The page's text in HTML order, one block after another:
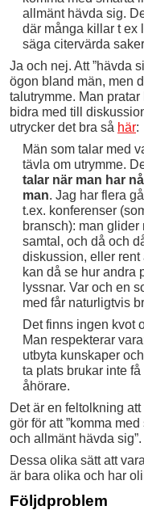
allmänt hävda sig.
där många killar t ex
säga citervärda
Ja och nej. Att ”hävda
ögon bland män, men
talutrymme. Man
bidra med till
utrycker det bra så här:
Män som talar med
tävla om utrymme.
talar när man har
man. Jag har flera
t.ex. konferenser
bransch): man
samtal, och då och
diskussion, eller rent
kan då se hur andra
lyssnar. Var och en
med får naturligtvis
Det finns ingen kvot
Man respekterar
utbyta kunskaper
ta plats brukar inte
åhörare.
Det är en feltolkning
gör för att ”komma
och allmänt hävda sig”.
Dessa olika sätt att
är bara olika och har
Följdproblem